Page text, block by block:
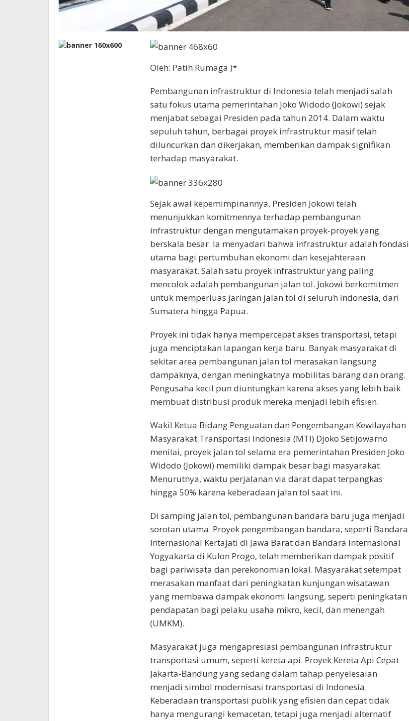
Oleh: Patih Rumaga )*
Pembangunan infrastruktur di Indonesia telah menjadi salah
satu fokus utama pemerintahan Joko Widodo (Jokowi) sejak
menjabat sebagai Presiden pada tahun 2014. Dalam waktu
sepuluh tahun, berbagai proyek infrastruktur masif telah
diluncurkan dan dikerjakan, memberikan dampak signifikan
terhadap masyarakat.
Sejak awal kepemimpinannya, Presiden Jokowi telah
menunjukkan komitmennya terhadap pembangunan
infrastruktur dengan mengutamakan proyek-proyek yang
berskala besar. Ia menyadari bahwa infrastruktur adalah fondasi
utama bagi pertumbuhan ekonomi dan kesejahteraan
masyarakat. Salah satu proyek infrastruktur yang paling
mencolok adalah pembangunan jalan tol. Jokowi berkomitmen
untuk memperluas jaringan jalan tol di seluruh Indonesia, dari
Sumatera hingga Papua.
Proyek ini tidak hanya mempercepat akses transportasi, tetapi
juga menciptakan lapangan kerja baru. Banyak masyarakat di
sekitar area pembangunan jalan tol merasakan langsung
dampaknya, dengan meningkatnya mobilitas barang dan orang.
Pengusaha kecil pun diuntungkan karena akses yang lebih baik
membuat distribusi produk mereka menjadi lebih efisien.
Wakil Ketua Bidang Penguatan dan Pengembangan Kewilayahan
Masyarakat Transportasi Indonesia (MTI) Djoko Setijowarno
menilai, proyek jalan tol selama era pemerintahan Presiden Joko
Widodo (Jokowi) memiliki dampak besar bagi masyarakat.
Menurutnya, waktu perjalanan via darat dapat terpangkas
hingga 50% karena keberadaan jalan tol saat ini.
Di samping jalan tol, pembangunan bandara baru juga menjadi
sorotan utama. Proyek pengembangan bandara, seperti Bandara
Internasional Kertajati di Jawa Barat dan Bandara Internasional
Yogyakarta di Kulon Progo, telah memberikan dampak positif
bagi pariwisata dan perekonomian lokal. Masyarakat setempat
merasakan manfaat dari peningkatan kunjungan wisatawan
yang membawa dampak ekonomi langsung, seperti peningkatan
pendapatan bagi pelaku usaha mikro, kecil, dan menengah
(UMKM).
Masyarakat juga mengapresiasi pembangunan infrastruktur
transportasi umum, seperti kereta api. Proyek Kereta Api Cepat
Jakarta-Bandung yang sedang dalam tahap penyelesaian
menjadi simbol modernisasi transportasi di Indonesia.
Keberadaan transportasi publik yang efisien dan cepat tidak
hanya mengurangi kemacetan, tetapi juga menjadi alternatif